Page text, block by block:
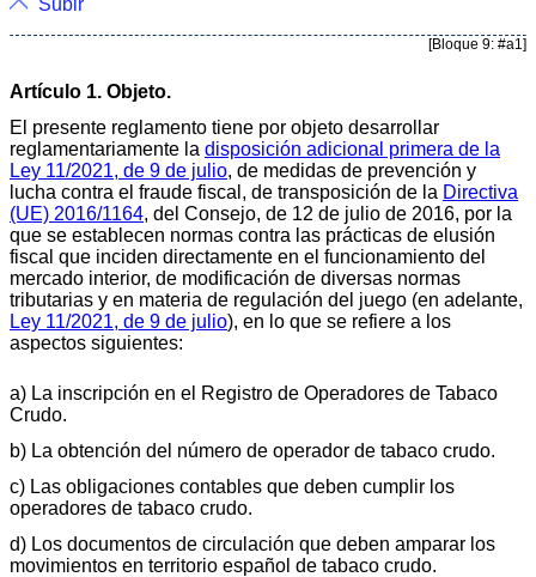
Subir
[Bloque 9: #a1]
Artículo 1. Objeto.
El presente reglamento tiene por objeto desarrollar
reglamentariamente la disposición adicional primera de la
Ley 11/2021, de 9 de julio, de medidas de prevención y
lucha contra el fraude fiscal, de transposición de la Directiva
(UE) 2016/1164, del Consejo, de 12 de julio de 2016, por la
que se establecen normas contra las prácticas de elusión
fiscal que inciden directamente en el funcionamiento del
mercado interior, de modificación de diversas normas
tributarias y en materia de regulación del juego (en adelante,
Ley 11/2021, de 9 de julio), en lo que se refiere a los
aspectos siguientes:
a) La inscripción en el Registro de Operadores de Tabaco
Crudo.
b) La obtención del número de operador de tabaco crudo.
c) Las obligaciones contables que deben cumplir los
operadores de tabaco crudo.
d) Los documentos de circulación que deben amparar los
movimientos en territorio español de tabaco crudo.